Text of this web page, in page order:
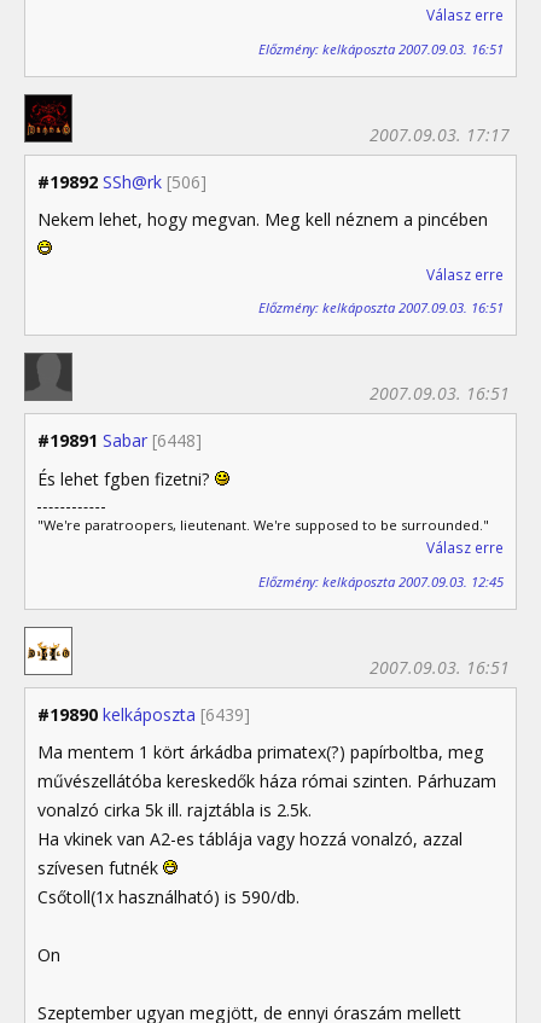
Válasz erre
Előzmény: kelkáposzta 2007.09.03. 16:51
#19892 SSh@rk [506]
2007.09.03. 17:17
Nekem lehet, hogy megvan. Meg kell néznem a pincében
Válasz erre
Előzmény: kelkáposzta 2007.09.03. 16:51
#19891 Sabar [6448]
2007.09.03. 16:51
És lehet fgben fizetni?
"We're paratroopers, lieutenant. We're supposed to be surrounded."
Válasz erre
Előzmény: kelkáposzta 2007.09.03. 12:45
#19890 kelkáposzta [6439]
2007.09.03. 16:51
Ma mentem 1 kört árkádba primatex(?) papírboltba, meg
művészellátóba kereskedők háza római szinten. Párhuzam
vonalzó cirka 5k ill. rajztábla is 2.5k.
Ha vkinek van A2-es táblája vagy hozzá vonalzó, azzal
szívesen futnék
Csőtoll(1x használható) is 590/db.
On
Szeptember ugyan megjött, de ennyi óraszám mellett